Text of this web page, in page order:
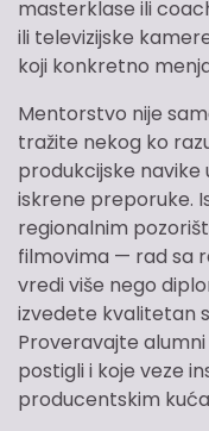
masterklase ili
ili televizijske
koji konkretno
Mentorstvo nije
tražite nekog ko
produkcijske navike
iskrene preporuke.
regionalnim
filmovima — rad sa
vredi više nego
izvedete kvalitetan
Proveravajte
postigli i koje veze
producentskim